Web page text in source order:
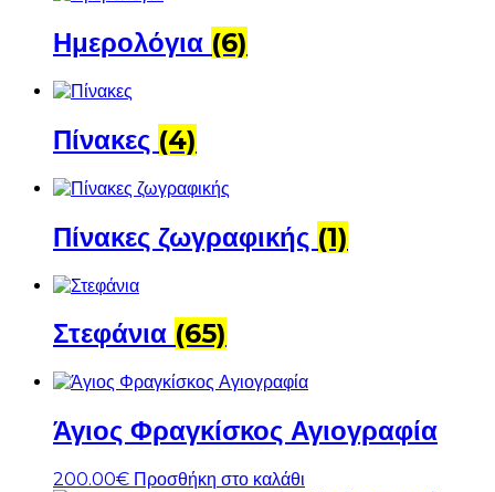
Ημερολόγια (6)
Πίνακες (4)
Πίνακες ζωγραφικής (1)
Στεφάνια (65)
Άγιος Φραγκίσκος Αγιογραφία
200.00€ Προσθήκη στο καλάθι